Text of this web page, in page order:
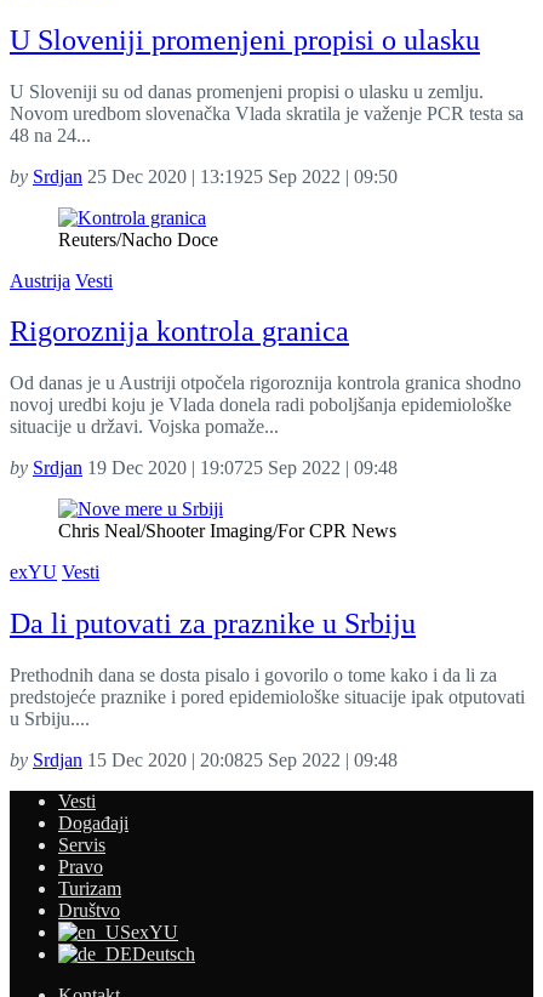
U Sloveniji promenjeni propisi o ulasku
U Sloveniji su od danas promenjeni propisi o ulasku u zemlju.
Novom uredbom slovenačka Vlada skratila je važenje PCR testa sa
48 na 24...
by Srdjan 25 Dec 2020 | 13:1925 Sep 2022 | 09:50
Reuters/Nacho Doce
Austrija Vesti
Rigoroznija kontrola granica
Od danas je u Austriji otpočela rigoroznija kontrola granica shodno
novoj uredbi koju je Vlada donela radi poboljšanja epidemiološke
situacije u državi. Vojska pomaže...
by Srdjan 19 Dec 2020 | 19:0725 Sep 2022 | 09:48
Chris Neal/Shooter Imaging/For CPR News
exYU Vesti
Da li putovati za praznike u Srbiju
Prethodnih dana se dosta pisalo i govorilo o tome kako i da li za
predstojeće praznike i pored epidemiološke situacije ipak otputovati
u Srbiju....
by Srdjan 15 Dec 2020 | 20:0825 Sep 2022 | 09:48
Vesti
Događaji
Servis
Pravo
Turizam
Društvo
exYU
Deutsch